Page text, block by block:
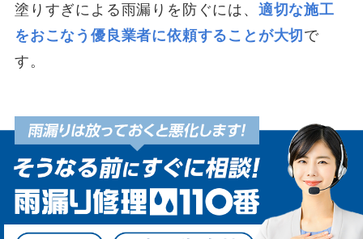
塗りすぎによる雨漏りを防ぐには、 適切な施工
をおこな う優良業者に依頼することが大切 で
す。